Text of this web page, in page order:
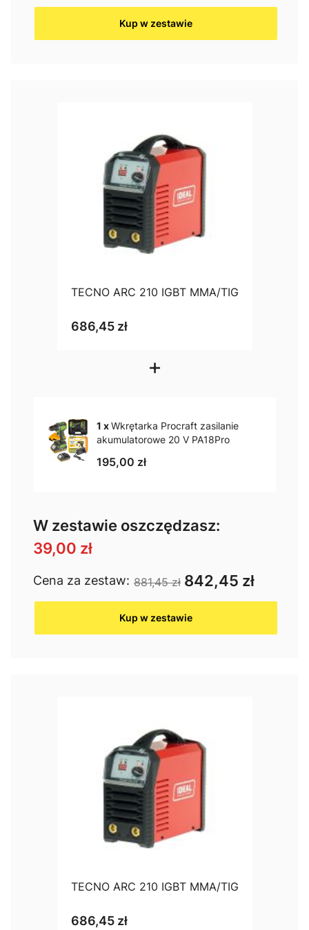
Kup w zestawie
TECNO ARC 210 IGBT MMA/TIG
686,45 zł
+
1 xWkrętarka Procraft zasilanie
akumulatorowe 20 V PA18Pro
195,00 zł
W zestawie oszczędzasz:
39,00 zł
Cena za zestaw: 881,45 zł 842,45 zł
Kup w zestawie
TECNO ARC 210 IGBT MMA/TIG
686,45 zł